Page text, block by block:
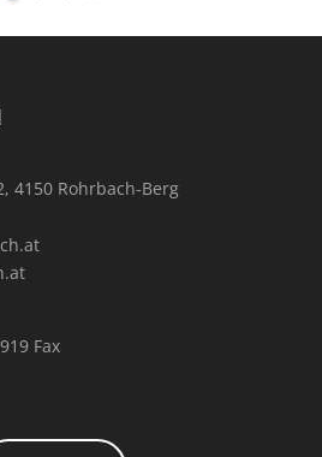
4150 Rohrbach-Berg
Fax